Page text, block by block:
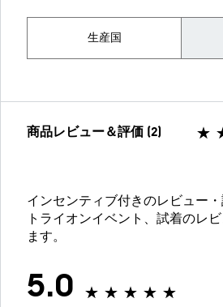
生産国
商品レビュー＆評価 (2)
インセンティブ付きのレビュー・
トライオンイベント、試着のレ
ます。
5.0